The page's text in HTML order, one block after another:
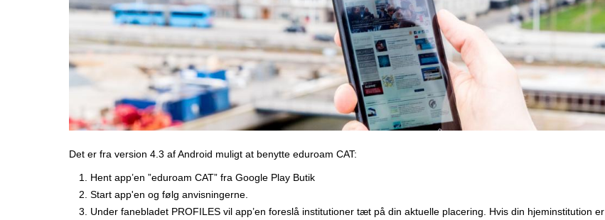
e
Det er fra version 4.3 af Android muligt at benytte eduroam CAT:
Hent app’en ”eduroam CAT” fra Google Play Butik
Start app'en og følg anvisningerne.
Under fanebladet PROFILES vil app’en foreslå institutioner tæt på din aktuelle placering. Hvis din hjeminstitution er